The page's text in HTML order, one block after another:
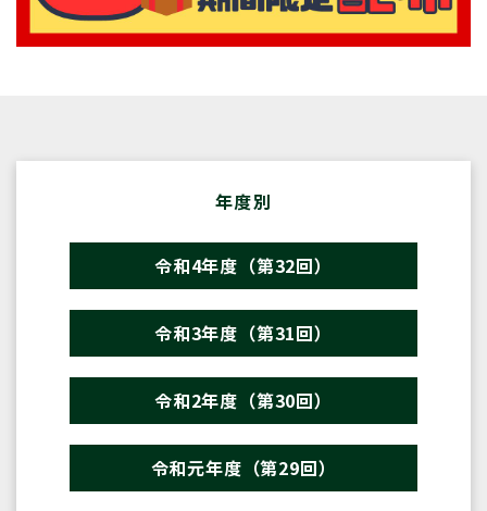
年度別
令和4年度（第32回）
令和3年度（第31回）
令和2年度（第30回）
令和元年度（第29回）